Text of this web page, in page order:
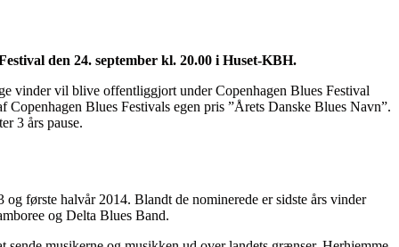
den 24. september kl. 20.00 i Huset-KBH.
vinder vil blive offentliggjort under Copenhagen Blues Festival
Blues Festivals egen pris ”Årets Danske Blues Navn”.
3 års pause.
første halvår 2014. Blandt de nominerede er sidste års vinder
og Delta Blues Band.